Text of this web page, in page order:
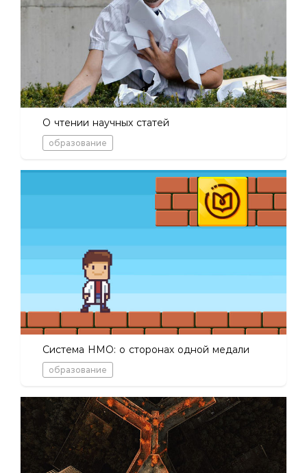
О чтении научных статей
образование
Система НМО: о сторонах одной медали
образование